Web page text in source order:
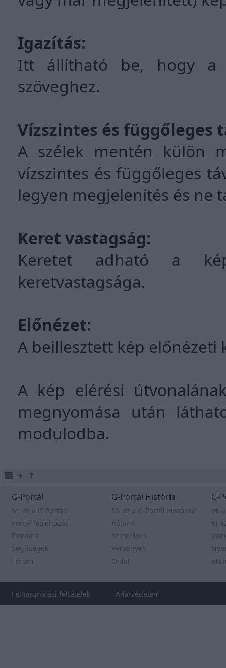
Igazítás:
Itt állítható be, hogy a
szöveghez.
Vízszintes és függőleges
A szélek mentén külön
vízszintes és függőleges
legyen megjelenítés és ne
Keret vastagság:
Keretet adható a
keretvastagsága.
Előnézet:
A beillesztett kép előnézeti
A kép elérési
megnyomása után
modulodba.
G-Portál
Mi az a G-Portál?
Portál létrehozás
Extráink
Segítségek
Fórum
G-Portál História
Mi az a G-Portál História?
Rólunk
Személyes
Versenyek
Oldal
G-
Mi
Ki
Felhasználási feltételek Adatvédelem